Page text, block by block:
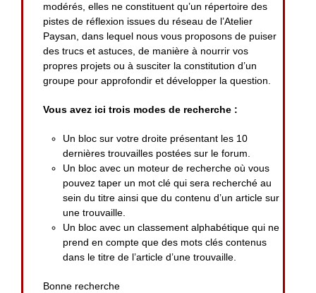
modérés, elles ne constituent qu’un répertoire des
pistes de réflexion issues du réseau de l’Atelier
Paysan, dans lequel nous vous proposons de puiser
des trucs et astuces, de manière à nourrir vos
propres projets ou à susciter la constitution d’un
groupe pour approfondir et développer la question.
Vous avez ici trois modes de recherche :
Un bloc sur votre droite présentant les 10
dernières trouvailles postées sur le forum.
Un bloc avec un moteur de recherche où vous
pouvez taper un mot clé qui sera recherché au
sein du titre ainsi que du contenu d’un article sur
une trouvaille.
Un bloc avec un classement alphabétique qui ne
prend en compte que des mots clés contenus
dans le titre de l’article d’une trouvaille.
Bonne recherche